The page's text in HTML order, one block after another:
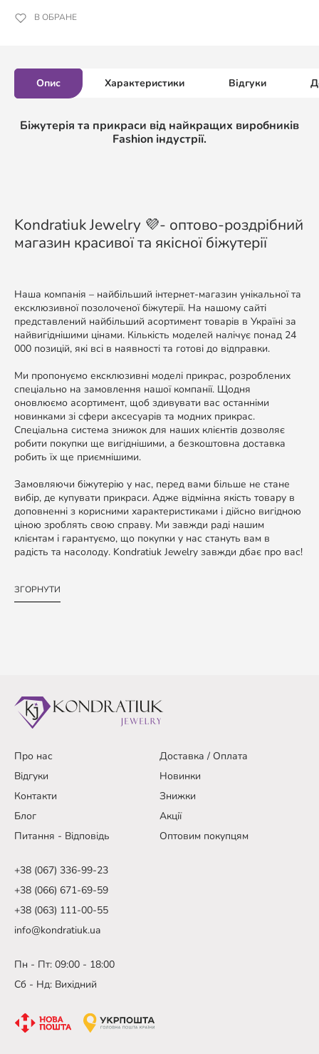
В ОБРАНЕ
Опис Характеристики Відгуки
Біжутерія та прикраси від найкращих виробників
Fashion індустрії.
Kondratiuk Jewelry 💜- оптово-роздрібний
магазин красивої та якісної біжутерії
Наша компанія – найбільший інтернет-магазин унікальної та
ексклюзивної позолоченої біжутерії. На нашому сайті
представлений найбільший асортимент товарів в Україні за
найвигіднішими цінами. Кількість моделей налічує понад 24
000 позицій, які всі в наявності та готові до відправки.
Ми пропонуємо ексклюзивні моделі прикрас, розроблених
спеціально на замовлення нашої компанії. Щодня
оновлюємо асортимент, щоб здивувати вас останніми
новинками зі сфери аксесуарів та модних прикрас.
Спеціальна система знижок для наших клієнтів дозволяє
робити покупки ще вигіднішими, а безкоштовна доставка
робить їх ще приємнішими.
Замовляючи біжутерію у нас, перед вами більше не стане
вибір, де купувати прикраси. Адже відмінна якість товару в
доповненні з корисними характеристиками і дійсно вигідною
ціною зроблять свою справу. Ми завжди раді нашим
клієнтам і гарантуємо, що покупки у нас стануть вам в
радість та насолоду. Kondratiuk Jewelry завжди дбає про вас!
ЗГОРНУТИ
Про нас
Доставка / Оплата
Відгуки
Новинки
Контакти
Знижки
Блог
Акції
Питання - Відповідь
Оптовим покупцям
+38 (067) 336-99-23
+38 (066) 671-69-59
+38 (063) 111-00-55
info@kondratiuk.ua
Пн - Пт: 09:00 - 18:00
Сб - Нд: Вихідний